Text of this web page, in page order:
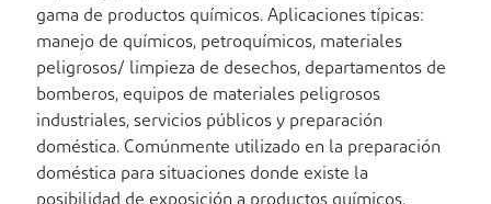
gama de productos químicos. Aplicaciones típicas:
manejo de químicos, petroquímicos, materiales
peligrosos/ limpieza de desechos, departamentos de
bomberos, equipos de materiales peligrosos
industriales, servicios públicos y preparación
doméstica. Comúnmente utilizado en la preparación
doméstica para situaciones donde existe la